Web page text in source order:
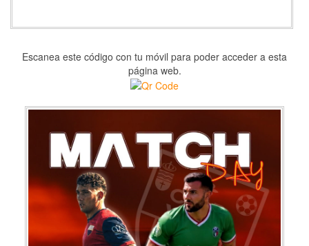
Escanea este código con tu móvil para poder acceder a esta
página web.